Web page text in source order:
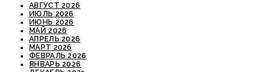
АВГУСТ 2026
ИЮЛЬ 2026
ИЮНЬ 2026
МАЙ 2026
АПРЕЛЬ 2026
МАРТ 2026
ФЕВРАЛЬ 2026
ЯНВАРЬ 2026